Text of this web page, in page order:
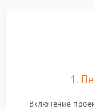
1.
Включение